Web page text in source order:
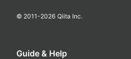
© 2011-2026 Qiita Inc.
Guide & Help